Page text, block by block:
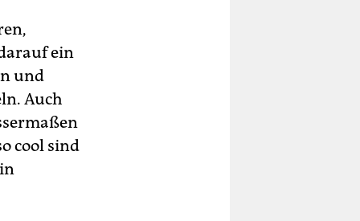
ein
und
Auch
cool sind